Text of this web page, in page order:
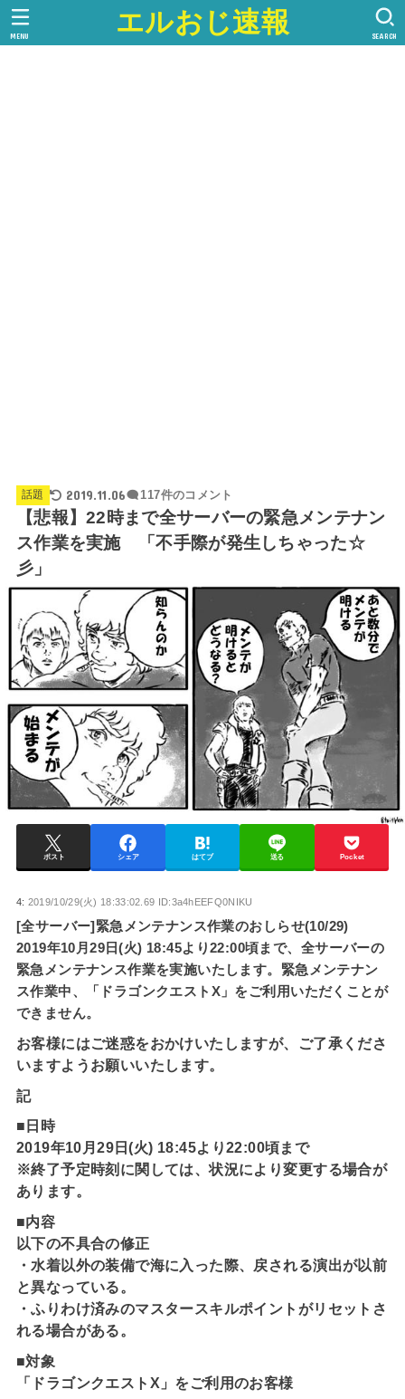
エルおじ速報 SEARCH
MENU
話題 2019.11.06 117件のコメント
【悲報】22時まで全サーバーの緊急メンテナン
ス作業を実施 「不手際が発生しちゃった☆
彡」
ポスト シェア はてブ 送る Pocket
4: 2019/10/29(火) 18:33:02.69 ID:3a4hEEFQ0NIKU
[全サーバー]緊急メンテナンス作業のおしらせ(10/29)
2019年10月29日(火) 18:45より22:00頃まで、全サーバーの
緊急メンテナンス作業を実施いたします。緊急メンテナン
ス作業中、「ドラゴンクエストX」をご利用いただくことが
できません。
お客様にはご迷惑をおかけいたしますが、ご了承くださ
いますようお願いいたします。
記
■日時
2019年10月29日(火) 18:45より22:00頃まで
※終了予定時刻に関しては、状況により変更する場合が
あります。
■内容
以下の不具合の修正
・水着以外の装備で海に入った際、戻される演出が以前
と異なっている。
・ふりわけ済みのマスタースキルポイントがリセットさ
れる場合がある。
■対象
「ドラゴンクエストX」をご利用のお客様